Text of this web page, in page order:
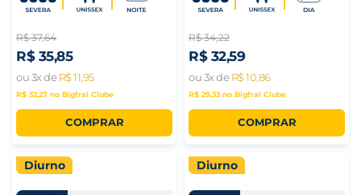
R$ 37,64
R$ 35,85
ou3x de R$11,95
R$ 32,27 no Bigfral Clube
COMPRAR
R$ 34,22
R$ 32,59
ou3x de R$10,86
R$ 29,33 no Bigfral Clube
COMPRAR
Diurno Diurno